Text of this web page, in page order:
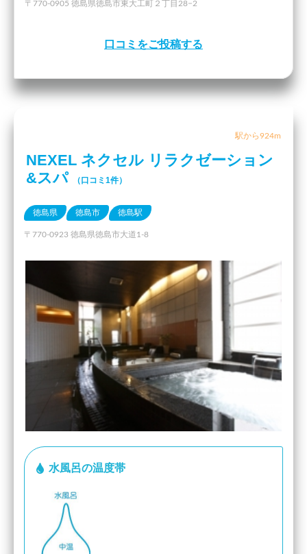
〒770-0905 徳島県徳島市東大工町２丁目28−2
口コミをご投稿する
駅から924m
NEXEL ネクセル リラクゼーション
&スパ
（口コミ1件）
徳島県 徳島市 徳島駅
〒770-0923 徳島県徳島市大道1-8
水風呂の温度帯